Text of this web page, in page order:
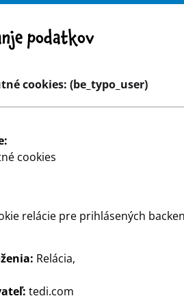
Kariéra
balenie
výrobkami pre
podatkov
cookies: (be_typo_user)
cookies
relácie pre prihlásených
Relácia,
tedi.com